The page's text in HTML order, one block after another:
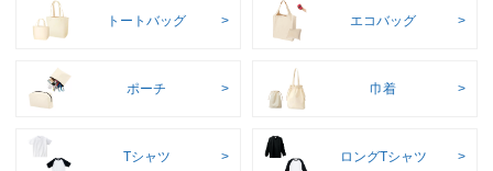
トートバッグ エコバッグ
ポーチ 巾着
Tシャツ ロングTシャツ